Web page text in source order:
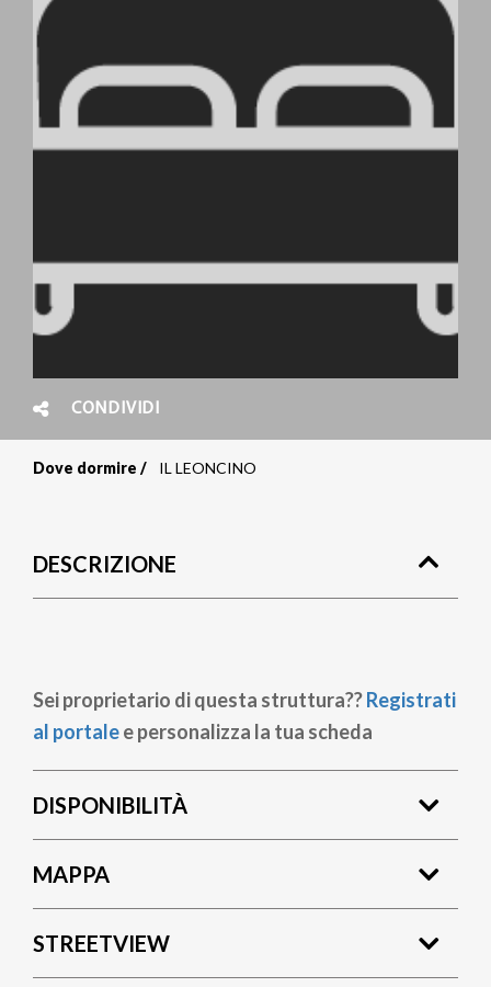
CONDIVIDI
pane
Dove dormire IL LEONCINO
DESCRIZIONE
Sei proprietario di questa struttura??Registrati
al portalee personalizza la tua scheda
DISPONIBILITÀ
MAPPA
STREETVIEW